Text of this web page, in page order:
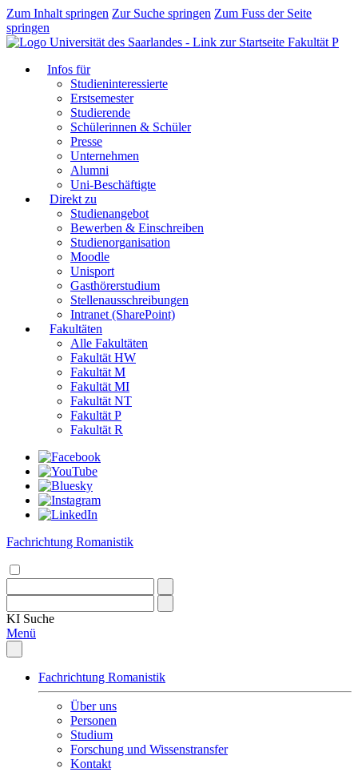
Zum Inhalt springen Zur Suche springen Zum Fuss der Seite
springen
Fakultät P
Infos für
Studieninteressierte
Erstsemester
Studierende
Schülerinnen & Schüler
Presse
Unternehmen
Alumni
Uni-Beschäftigte
Direkt zu
Studienangebot
Bewerben & Einschreiben
Studienorganisation
Moodle
Unisport
Gasthörerstudium
Stellenausschreibungen
Intranet (SharePoint)
Fakultäten
Alle Fakultäten
Fakultät HW
Fakultät M
Fakultät MI
Fakultät NT
Fakultät P
Fakultät R
Fachrichtung Romanistik
KI Suche
Menü
Fachrichtung Romanistik
Über uns
Personen
Studium
Forschung und Wissenstransfer
Kontakt